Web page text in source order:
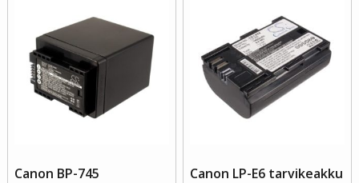
Canon BP-745
Canon LP-E6 tarvikeakku